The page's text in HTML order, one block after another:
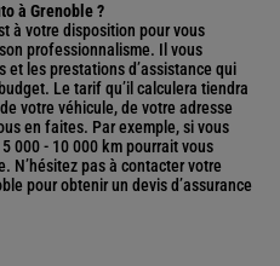
à Grenoble ?
à votre disposition pour vous
professionnalisme. Il vous
et les prestations d’assistance qui
Le tarif qu’il calculera tiendra
votre véhicule, de votre adresse
en faites. Par exemple, si vous
000 - 10 000 km pourrait vous
N’hésitez pas à contacter votre
pour obtenir un devis d’assurance